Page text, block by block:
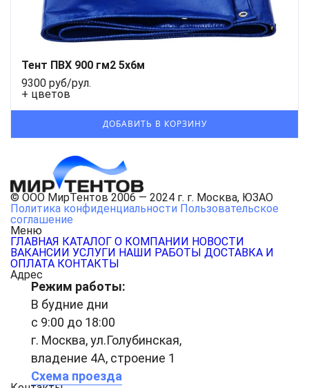
Тент ПВХ 900 гм2 5х6м
9300 руб/рул.
+ цветов
© ООО МирТентов 2006 — 2024 г. г. Москва, ЮЗАО
Политика конфиденциальности Пользовательское
соглашение
Меню
ГЛАВНАЯ КАТАЛОГ О КОМПАНИИ НОВОСТИ
ВАКАНСИИ УСЛУГИ НАШИ РАБОТЫ ДОСТАВКА И
ОПЛАТА КОНТАКТЫ
Адрес
Режим работы:
В будние дни
с 9:00 до 18:00
г. Москва, ул.Голубинская,
владение 4А, строение 1
Схема проезда